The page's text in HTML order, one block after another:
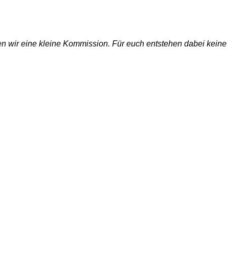
wir eine kleine Kommission. Für euch entstehen dabei keine